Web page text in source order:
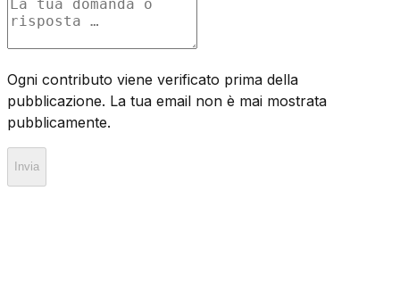
Ogni contributo viene verificato prima della
pubblicazione. La tua email non è mai mostrata
pubblicamente.
Invia